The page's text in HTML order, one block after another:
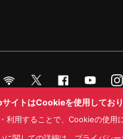
ーポリシー サイトマップ
イトはCookieを使用しており
利用することで、Cookieの使用